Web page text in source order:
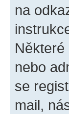
na
nebo
se
mail,